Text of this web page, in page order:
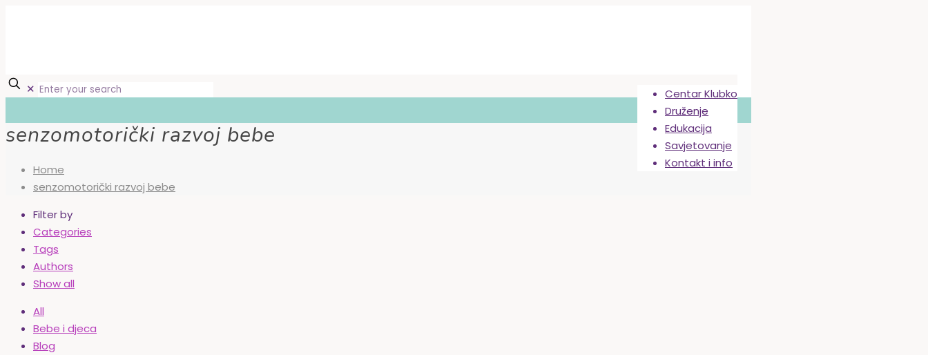
Centar Klubko
Druženje
Edukacija
Savjetovanje
Kontakt i info
✕
senzomotorički razvoj bebe
Home
senzomotorički razvoj bebe
Filter by
Categories
Tags
Authors
Show all
All
Bebe i djeca
Blog